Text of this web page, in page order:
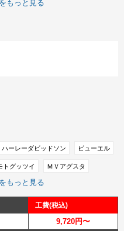
もっと見る
ハーレーダビッドソン ビューエル
トグッツイ ＭＶアグスタ
もっと見る
工費(税込)
9,720円〜